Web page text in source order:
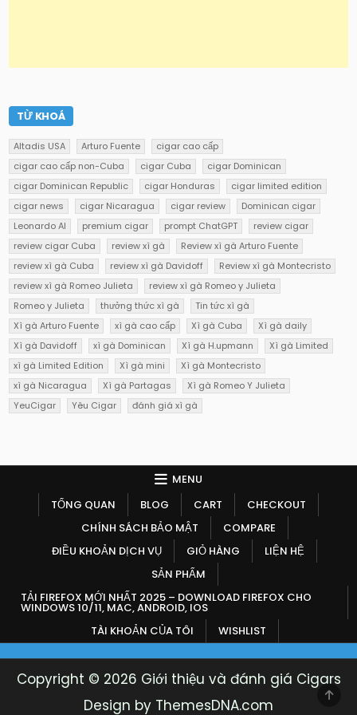
TỪ KHOÁ
Altadis USA Arturo Fuente
cigar cao cấp
cigar cao cấp non-Cuba
cigar Cuba
cigar Dominican
cigar Dominican Republic
cigar Honduras
cigar limited edition
cigar news
cigar Nicaragua cigar review
Dominican cigar
Leonardo AI
premium cigar prompt ChatGPT
review cigar
review cigar Cuba
review xì gà
Review xì gà Arturo Fuente
review xì gà Cuba
review xì gà Davidoff
Review xì gà Montecristo
review xì gà Romeo Julieta
review xì gà Romeo y Julieta
Romeo y Julieta
thưởng thức xì gà
Tin tức xì gà
Xì gà Arturo Fuente
xì gà cao cấp Xì gà Cuba
Xì gà daily
Xì gà Davidoff
xì gà Dominican Xì gà H.upmann
Xì gà Limited
xì gà Limited Edition
Xì gà mini
Xì gà Montecristo
xì gà Nicaragua
Xì gà Partagas
Xì gà Romeo Y Julieta
YeuCigar
Yêu Cigar đánh giá xì gà
MENU
TỔNG QUAN
BLOG CART
CHECKOUT
CHÍNH SÁCH BẢO MẬT
COMPARE
ĐIỀU KHOẢN DỊCH VỤ
GIỎ HÀNG
LIỆN HỆ
SẢN PHẨM
TẢI FIREFOX MỚI NHẤT 2025 – DOWNLOAD FIREFOX CHO
WINDOWS 10/11, MAC, ANDROID, IOS
TÀI KHOẢN CỦA TÔI
WISHLIST
Copyright © 2026 Giới thiệu và đánh giá Cigars
Design by ThemesDNA.com